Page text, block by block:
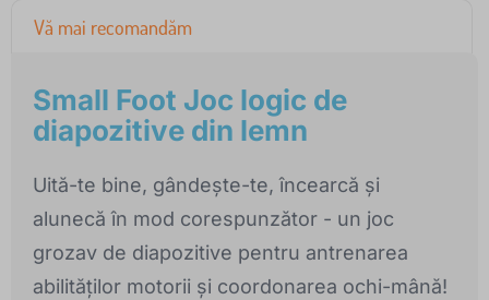
Vă mai recomandăm
Small Foot Joc logic de
diapozitive din lemn
Uită-te bine, gândește-te, încearcă și
alunecă în mod corespunzător - un joc
grozav de diapozitive pentru antrenarea
abilităților motorii și coordonarea ochi-mână!